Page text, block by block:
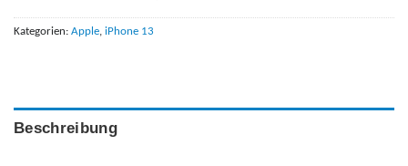
Kategorien: Apple, iPhone 13
Beschreibung